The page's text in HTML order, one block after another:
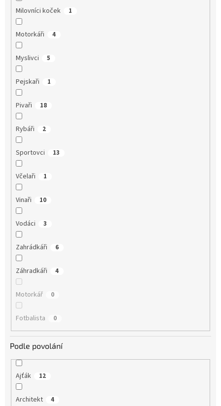
Milovníci koček 1
Motorkáři 4
Myslivci 5
Pejskaři 1
Pivaři 18
Rybáři 2
Sportovci 13
Včelaři 1
Vinaři 10
Vodáci 3
Zahrádkáři 6
Záhradkáři 4
Motorkář 0
Fotbalista 0
Podle povolání
Ajťák 12
Architekt 4